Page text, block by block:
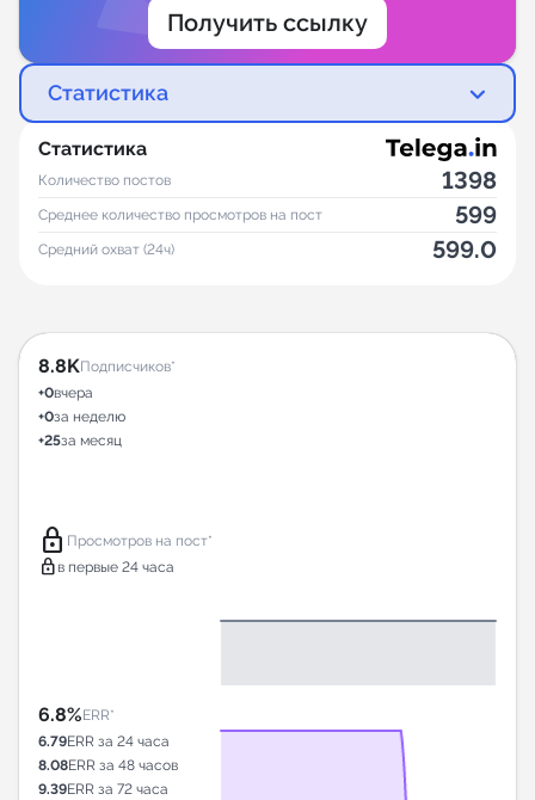
Получить ссылку
Статистика
Статистика
Количество постов 1398
Среднее количество просмотров на пост 599
Средний охват (24ч) 599.0
8.8KПодписчиков*
+0вчера
+0за неделю
+25за месяц
lock Просмотров на пост*
lock в первые 24 часа
6.8%ERR*
6.79ERR за 24 часа
8.08ERR за 48 часов
9.39ERR за 72 часа